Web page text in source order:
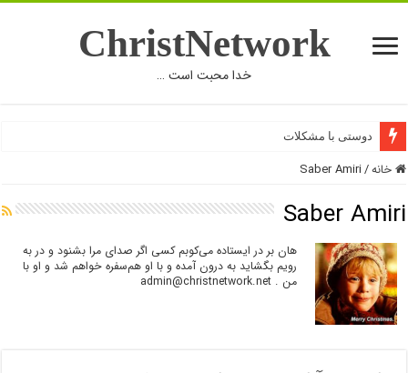
ChristNetwork
خدا محبت است …
دوستی با مشکلات
خانه/
Saber Amiri
Saber Amiri
هان بر در ایستاده می‌کوبم کسی اگر صدای مرا بشنود و در به
رویم بگشاید به درون آمده و با او هم‌سفره خواهم شد و او با
من . admin@christnetwork.net